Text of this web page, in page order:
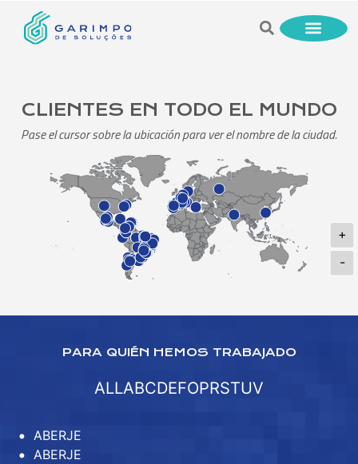
CLIENTES EN TODO EL MUNDO
Pase el cursor sobre la ubicación para ver el nombre de la ciudad.
+
-
PARA QUIÉN HEMOS TRABAJADO
ALLABCDEFOPRSTUV
ABERJE
ABERJE